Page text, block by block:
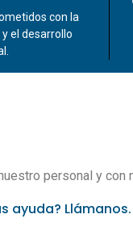
con la
el desarrollo
personal y con
ayuda? Llámanos.